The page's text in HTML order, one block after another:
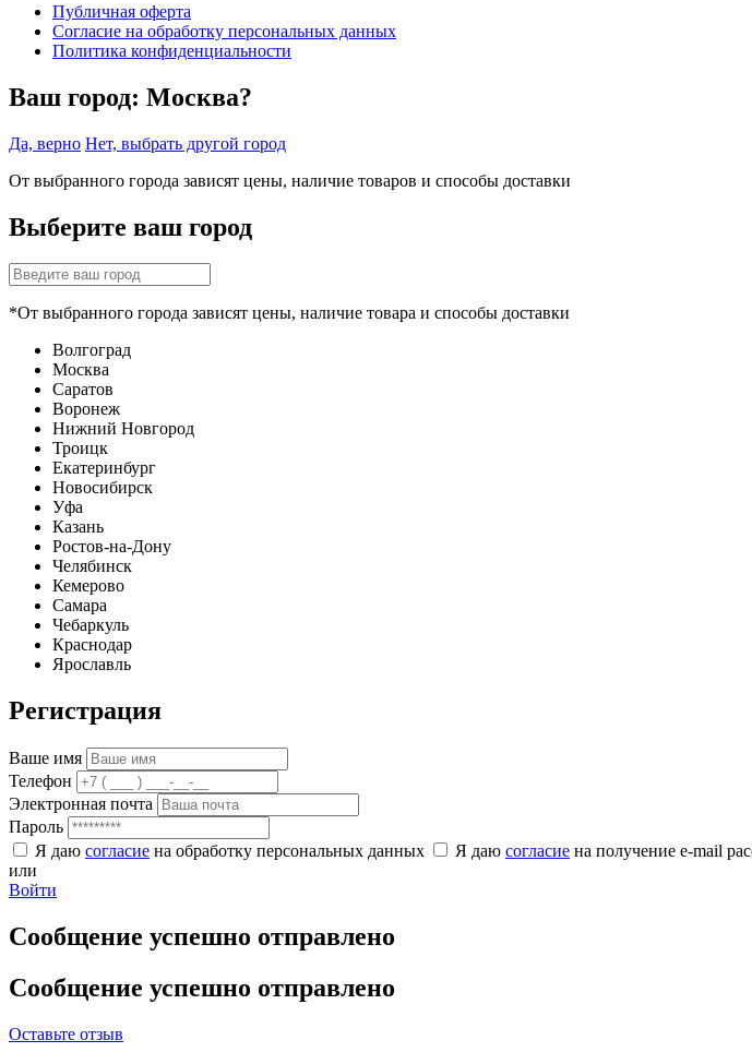
Публичная оферта
Согласие на обработку персональных данных
Политика конфиденциальности
Ваш город: Москва?
Да, верно Нет, выбрать другой город
От выбранного города зависят цены, наличие товаров и способы доставки
Выберите ваш город
*От выбранного города зависят цены, наличие товара и способы доставки
Волгоград
Москва
Саратов
Воронеж
Нижний Новгород
Троицк
Екатеринбург
Новосибирск
Уфа
Казань
Ростов-на-Дону
Челябинск
Кемерово
Самара
Чебаркуль
Краснодар
Ярославль
Регистрация
Ваше имя
Телефон
Электронная почта
Пароль
Я даю согласие на обработку персональных данных Я даю согласие на получение e-mail
или
Войти
Сообщение успешно отправлено
Сообщение успешно отправлено
Оставьте отзыв